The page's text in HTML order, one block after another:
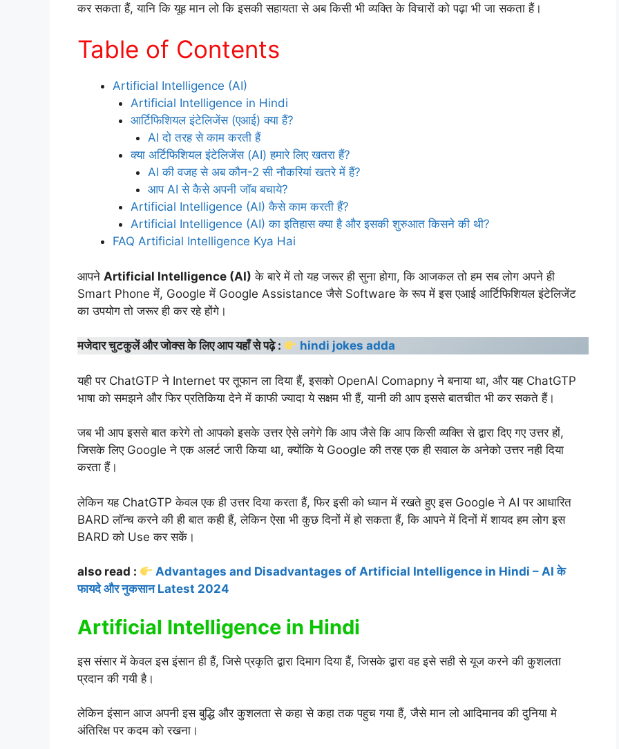
कर सकता हैं, यानि कि यूह मान लो कि इसकी सहायता से अब किसी भी व्यक्ति के विचारों को पढ़ा भी जा सकता हैं।
Table of Contents
Artificial Intelligence (AI)
Artificial Intelligence in Hindi
आर्टिफिशियल इंटेलिजेंस (एआई) क्या हैं?
AI दो तरह से काम करती हैं
क्या अर्टिफिशियल इंटेलिजेंस (AI) हमारे लिए खतरा हैं?
AI की वजह से अब कौन-2 सी नौकरियां खतरे में हैं?
आप AI से कैसे अपनी जॉब बचाये?
Artificial Intelligence (AI) कैसे काम करती हैं?
Artificial Intelligence (AI) का इतिहास क्या है और इसकी शुरुआत किसने की थी?
FAQ Artificial Intelligence Kya Hai
आपने Artificial Intelligence (AI) के बारे में तो यह जरूर ही सुना होगा, कि आजकल तो हम सब लोग अपने ही
Smart Phone में, Google में Google Assistance जैसे Software के रूप में इस एआई आर्टिफिशियल इंटेलिजेंट
का उपयोग तो जरूर ही कर रहे होंगे।
मजेदार चुटकुलें और जोक्स के लिए आप यहाँ से पढ़े : hindi jokes adda
यही पर ChatGTP ने Internet पर तूफान ला दिया हैं, इसको OpenAI Comapny ने बनाया था, और यह ChatGTP
भाषा को समझने और फिर प्रतिकिया देने में काफी ज्यादा ये सक्षम भी हैं, यानी की आप इससे बातचीत भी कर सकते हैं।
जब भी आप इससे बात करेगे तो आपको इसके उत्तर ऐसे लगेगे कि आप जैसे कि आप किसी व्यक्ति से द्वारा दिए गए उत्तर हों,
जिसके लिए Google ने एक अलर्ट जारी किया था, क्योंकि ये Google की तरह एक ही सवाल के अनेको उत्तर नही दिया
करता हैं।
लेकिन यह ChatGTP केवल एक ही उत्तर दिया करता हैं, फिर इसी को ध्यान में रखते हुए इस Google ने AI पर आधारित
BARD लॉन्च करने की ही बात कही हैं, लेकिन ऐसा भी कुछ दिनों में हो सकता हैं, कि आपने में दिनों में शायद हम लोग इस
BARD को Use कर सकें।
also read :
Advantages and Disadvantages of Artificial Intelligence in Hindi – AI के
फायदे और नुकसान Latest 2024
Artificial Intelligence in Hindi
इस संसार में केवल इस इंसान ही हैं, जिसे प्रकृति द्वारा दिमाग दिया हैं, जिसके द्वारा वह इसे सही से यूज करने की कुशलता
प्रदान की गयी है।
लेकिन इंसान आज अपनी इस बुद्धि और कुशलता से कहा से कहा तक पहुच गया हैं, जैसे मान लो आदिमानव की दुनिया मे
अंतिरिक्ष पर कदम को रखना।